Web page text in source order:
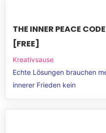
THE INNER PEACE
[FREE]
Kreativsause
Echte Lösungen brauchen
innerer Frieden kein